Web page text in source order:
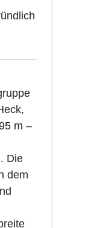
m –
Die
dem